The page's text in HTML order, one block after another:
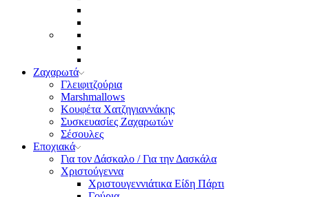
Ζαχαρωτά
Γλειφιτζούρια
Marshmallows
Κουφέτα Χατζηγιαννάκης
Συσκευασίες Ζαχαρωτών
Σέσουλες
Εποχιακά
Για τον Δάσκαλο / Για την Δασκάλα
Χριστούγεννα
Χριστουγεννιάτικα Είδη Πάρτι